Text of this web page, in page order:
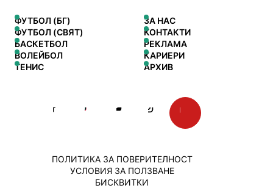
ФУТБОЛ (БГ)
ФУТБОЛ (СВЯТ)
БАСКЕТБОЛ
ВОЛЕЙБОЛ
ТЕНИС
ЗА НАС
КОНТАКТИ
РЕКЛАМА
КАРИЕРИ
АРХИВ
ПОЛИТИКА ЗА ПОВЕРИТЕЛНОСТ
УСЛОВИЯ ЗА ПОЛЗВАНЕ
БИСКВИТКИ